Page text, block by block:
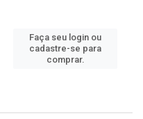
Faça seu login ou
cadastre-se para
comprar.